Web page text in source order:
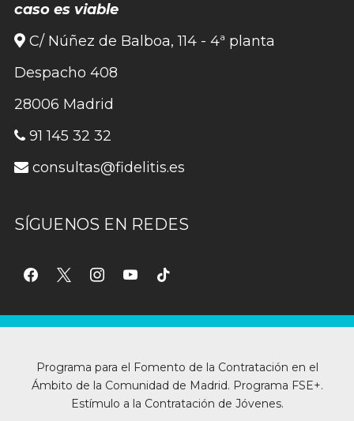
caso es viable
C/ Núñez de Balboa, 114 - 4ª planta
Despacho 408
28006 Madrid
91 145 32 32
consultas@fidelitis.es
SÍGUENOS EN REDES
facebook
x instagramyoutubetiktok
Programa para el Fomento de la Contratación en el
Ámbito de la Comunidad de Madrid. Programa FSE+.
Estímulo a la Contratación de Jóvenes.